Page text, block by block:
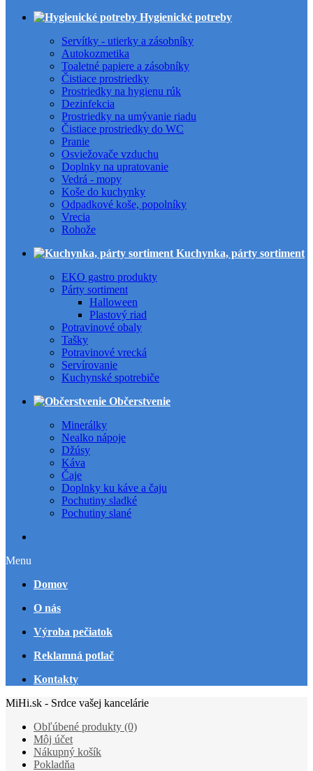
Hygienické potreby
Servítky - utierky a zásobníky
Autokozmetika
Toaletné papiere a zásobníky
Čistiace prostriedky
Prostriedky na hygienu rúk
Dezinfekcia
Prostriedky na umývanie riadu
Čistiace prostriedky do WC
Pranie
Osviežovače vzduchu
Doplnky na upratovanie
Vedrá - mopy
Koše do kuchynky
Odpadkové koše, popolníky
Vrecia
Rohože
Kuchynka, párty sortiment
EKO gastro produkty
Párty sortiment
Halloween
Plastový riad
Potravinové obaly
Tašky
Potravinové vrecká
Servírovanie
Kuchynské spotrebiče
Občerstvenie
Minerálky
Nealko nápoje
Džúsy
Káva
Čaje
Doplnky ku káve a čaju
Pochutiny sladké
Pochutiny slané
Menu
Domov
O nás
Výroba pečiatok
Reklamná potlač
Kontakty
MiHi.sk - Srdce vašej kancelárie
Obľúbené produkty (0)
Môj účet
Nákupný košík
Pokladňa